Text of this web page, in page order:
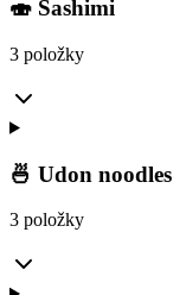
🍣 Sashimi
3 položky
🍜 Udon noodles
3 položky